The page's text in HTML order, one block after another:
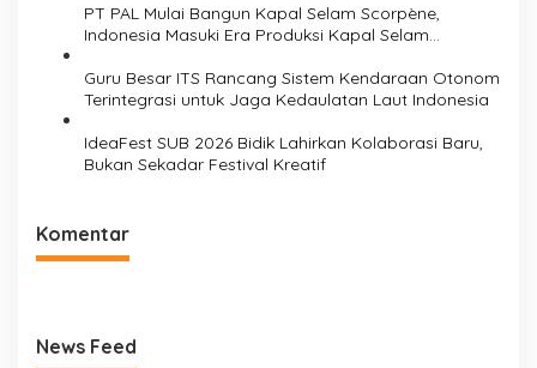
PT PAL Mulai Bangun Kapal Selam Scorpène,
Indonesia Masuki Era Produksi Kapal Selam
Guru Besar ITS Rancang Sistem Kendaraan Otonom
Terintegrasi untuk Jaga Kedaulatan Laut Indonesia
IdeaFest SUB 2026 Bidik Lahirkan Kolaborasi Baru,
Bukan Sekadar Festival Kreatif
Komentar
News Feed